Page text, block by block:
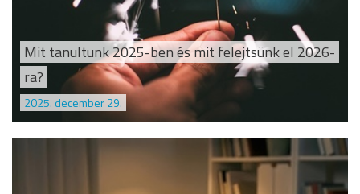
Mit tanultunk 2025-ben és mit felejtsünk el 2026-
ra?
2025. december 29.